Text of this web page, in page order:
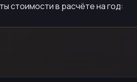
стоимости в расчёте на год: